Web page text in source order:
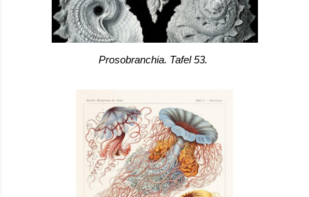
Prosobranchia. Tafel 53.